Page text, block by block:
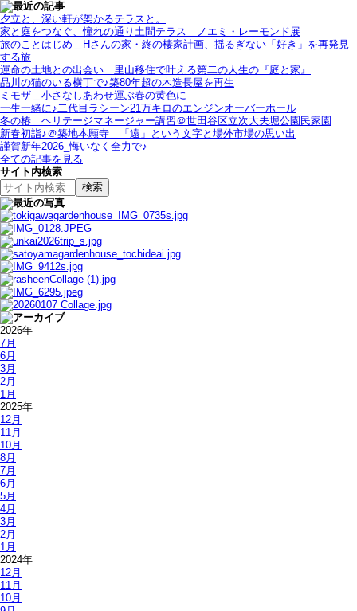
夕立と、深い軒が架かるテラスと。
家と庭をつなぐ、憧れの通り土間テラス＿ノエミ・レーモンド展
旅のことはじめ＿Hさんの家・終の棲家計画、揺るぎない「好き」を再発見
する旅
運命の土地との出会い＿里山移住で叶える第二の人生の『庭と家』
品川の猫のいる横丁で♪築80年超の木造長屋を再生
ミモザ＿小さなしあわせ運ぶ春の黄色に
一生一緒に♪二代目ラシーン21万キロのエンジンオーバーホール
冬の椿＿ヘリテージマネージャー講習＠世田谷区立次大夫堀公園民家園
新春初詣♪＠築地本願寺＿「遠」という文字と場外市場の思い出
謹賀新年2026_悔いなく全力で♪
全ての記事を見る
サイト内検索
2026年
7月
6月
3月
2月
1月
2025年
12月
11月
10月
8月
7月
6月
5月
4月
3月
2月
1月
2024年
12月
11月
10月